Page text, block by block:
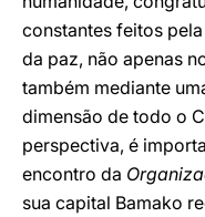
constantes feitos
da paz, não apenas
também mediante
dimensão de todo o
perspectiva, é
encontro da
sua capital Bamako